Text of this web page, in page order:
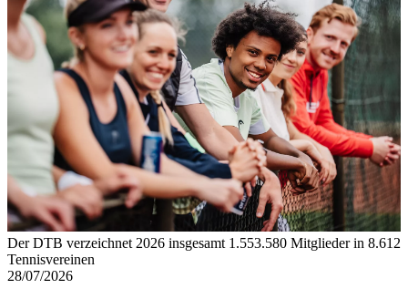
Der DTB verzeichnet 2026 insgesamt 1.553.580 Mitglieder in 8.612
Tennisvereinen
28/07/2026